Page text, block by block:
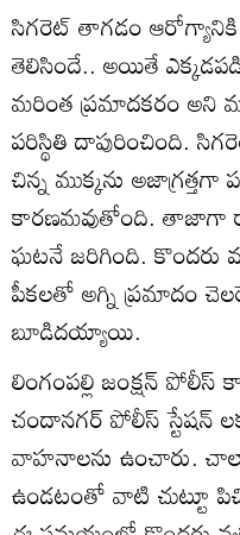
సిగరెట్ తాగడం
తెలిసిందే.. అయితే
మరింత ప్రమాదకరం అని
పరిస్థితి దాపురించింది.
చిన్న ముక్కను
కారణమవుతోంది. తాజాగా
ఘటనే జరిగింది. కొందరు
పీకలతో అగ్ని ప్రమాదం
బూడిదయ్యాయి.
లింగంపల్లి జంక్షన్ పోలీస్‌
చందానగర్‌ పోలీస్ స్టేషన్
వాహనాలను ఉంచారు.
ఉండటంతో వాటి చుట్టూ